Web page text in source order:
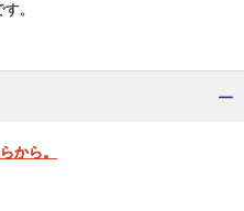
。
から。